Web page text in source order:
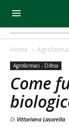
Home
Agrofarmaci - Difesa
Come
Di Vittoriana Lasorella